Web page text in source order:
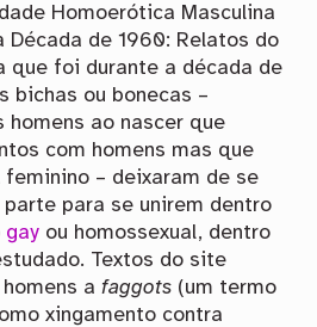
Homoerótica Masculina
Década de 1960: Relatos do
que foi durante a década de
bichas ou bonecas –
homens ao nascer que
com homens mas que
– deixaram de se
parte para se unirem dentro
gay ou homossexual, dentro
Textos do site
homens afaggots (um termo
xingamento contra